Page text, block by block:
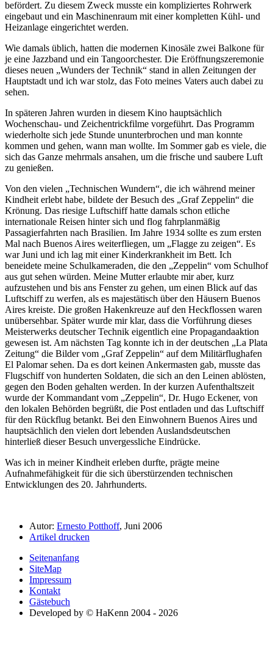
befördert. Zu diesem Zweck musste ein kompliziertes Rohrwerk
eingebaut und ein Maschinenraum mit einer kompletten Kühl- und
Heizanlage eingerichtet werden.
Wie damals üblich, hatten die modernen Kinosäle zwei Balkone für
je eine Jazzband und ein Tangoorchester. Die Eröffnungszeremonie
dieses neuen
Wunders der Technik
stand in allen Zeitungen der
Hauptstadt und ich war stolz, das Foto meines Vaters auch dabei zu
sehen.
In späteren Jahren wurden in diesem Kino hauptsächlich
Wochenschau- und Zeichentrickfilme vorgeführt. Das Programm
wiederholte sich jede Stunde ununterbrochen und man konnte
kommen und gehen, wann man wollte. Im Sommer gab es viele, die
sich das Ganze mehrmals ansahen, um die frische und saubere Luft
zu genießen.
Von den vielen
Technischen Wundern , die ich während meiner
Kindheit erlebt habe, bildete der Besuch des
Graf Zeppelin
die
Krönung. Das riesige Luftschiff hatte damals schon etliche
internationale Reisen hinter sich und flog fahrplanmäßig
Passagierfahrten nach Brasilien. Im Jahre 1934 sollte es zum ersten
Mal nach Buenos Aires weiterfliegen, um
Flagge zu zeigen . Es
war Juni und ich lag mit einer Kinderkrankheit im Bett. Ich
beneidete meine Schulkameraden, die den
Zeppelin
vom Schulhof
aus gut sehen würden. Meine Mutter erlaubte mir aber, kurz
aufzustehen und bis ans Fenster zu gehen, um einen Blick auf das
Luftschiff zu werfen, als es majestätisch über den Häusern Buenos
Aires kreiste. Die großen Hakenkreuze auf den Heckflossen waren
unübersehbar. Später wurde mir klar, dass die Vorführung dieses
Meisterwerks deutscher Technik eigentlich eine Propagandaaktion
gewesen ist. Am nächsten Tag konnte ich in der deutschen
La Plata
Zeitung
die Bilder vom Graf Zeppelin
auf dem Militärflughafen
El Palomar sehen. Da es dort keinen Ankermasten gab, musste das
Flugschiff von hunderten Soldaten, die sich an den Leinen ablösten,
gegen den Boden gehalten werden. In der kurzen Aufenthaltszeit
wurde der Kommandant vom
Zeppelin , Dr. Hugo Eckener, von
den lokalen Behörden begrüßt, die Post entladen und das Luftschiff
für den Rückflug betankt. Bei den Einwohnern Buenos Aires und
hauptsächlich den vielen dort lebenden Auslandsdeutschen
hinterließ dieser Besuch unvergessliche Eindrücke.
Was ich in meiner Kindheit erleben durfte, prägte meine
Aufnahmefähigkeit für die sich überstürzenden technischen
Entwicklungen des 20. Jahrhunderts.
Autor: Ernesto Potthoff, Juni 2006
Artikel drucken
Seitenanfang
SiteMap
Impressum
Kontakt
Gästebuch
Developed by © HaKenn 2004 - 2026